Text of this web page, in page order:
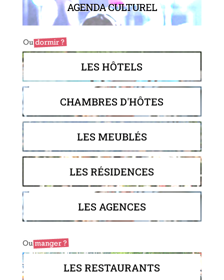
AGENDA CULTUREL
LES HÔTELS
CHAMBRES D'HÔTES
LES MEUBLÉS
LES RÉSIDENCES
LES AGENCES
LES RESTAURANTS